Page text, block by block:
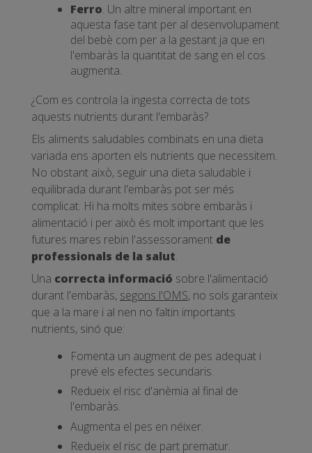
Ferro. Un altre mineral important en
aquesta fase tant per al desenvolupament
del bebè com per a la gestant ja que en
l'embaràs la quantitat de sang en el cos
augmenta.
¿Com es controla la ingesta correcta de tots
aquests nutrients durant l'embaràs?
Els aliments saludables combinats en una dieta
variada ens aporten els nutrients que necessitem.
No obstant això, seguir una dieta saludable i
equilibrada durant l'embaràs pot ser més
complicat. Hi ha molts mites sobre embaràs i
alimentació i per això és molt important que les
futures mares rebin l'assessorament de
professionals de la salut.
Una correcta informació sobre l'alimentació
durant l'embaràs, segons l'OMS, no sols garanteix
que a la mare i al nen no faltin importants
nutrients, sinó que:
Fomenta un augment de pes adequat i
prevé els efectes secundaris.
Redueix el risc d'anèmia al final de
l'embaràs.
Augmenta el pes en néixer.
Redueix el risc de part prematur.